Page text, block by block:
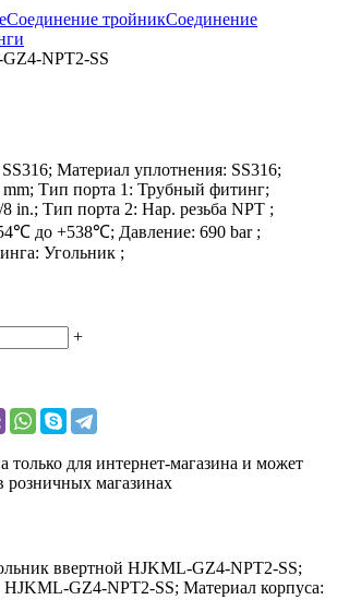
Соединение тройникСоединение
NPT2-SS
Материал уплотнения: SS316;
mm; Тип порта 1: Трубный фитинг;
in.; Тип порта 2: Нар. резьба NPT ;
до +538℃; Давление: 690 bar ;
Угольник ;
+
только для интернет-магазина и может
розничных магазинах
ввертной HJKML-GZ4-NPT2-SS;
GZ4-NPT2-SS; Материал корпуса: